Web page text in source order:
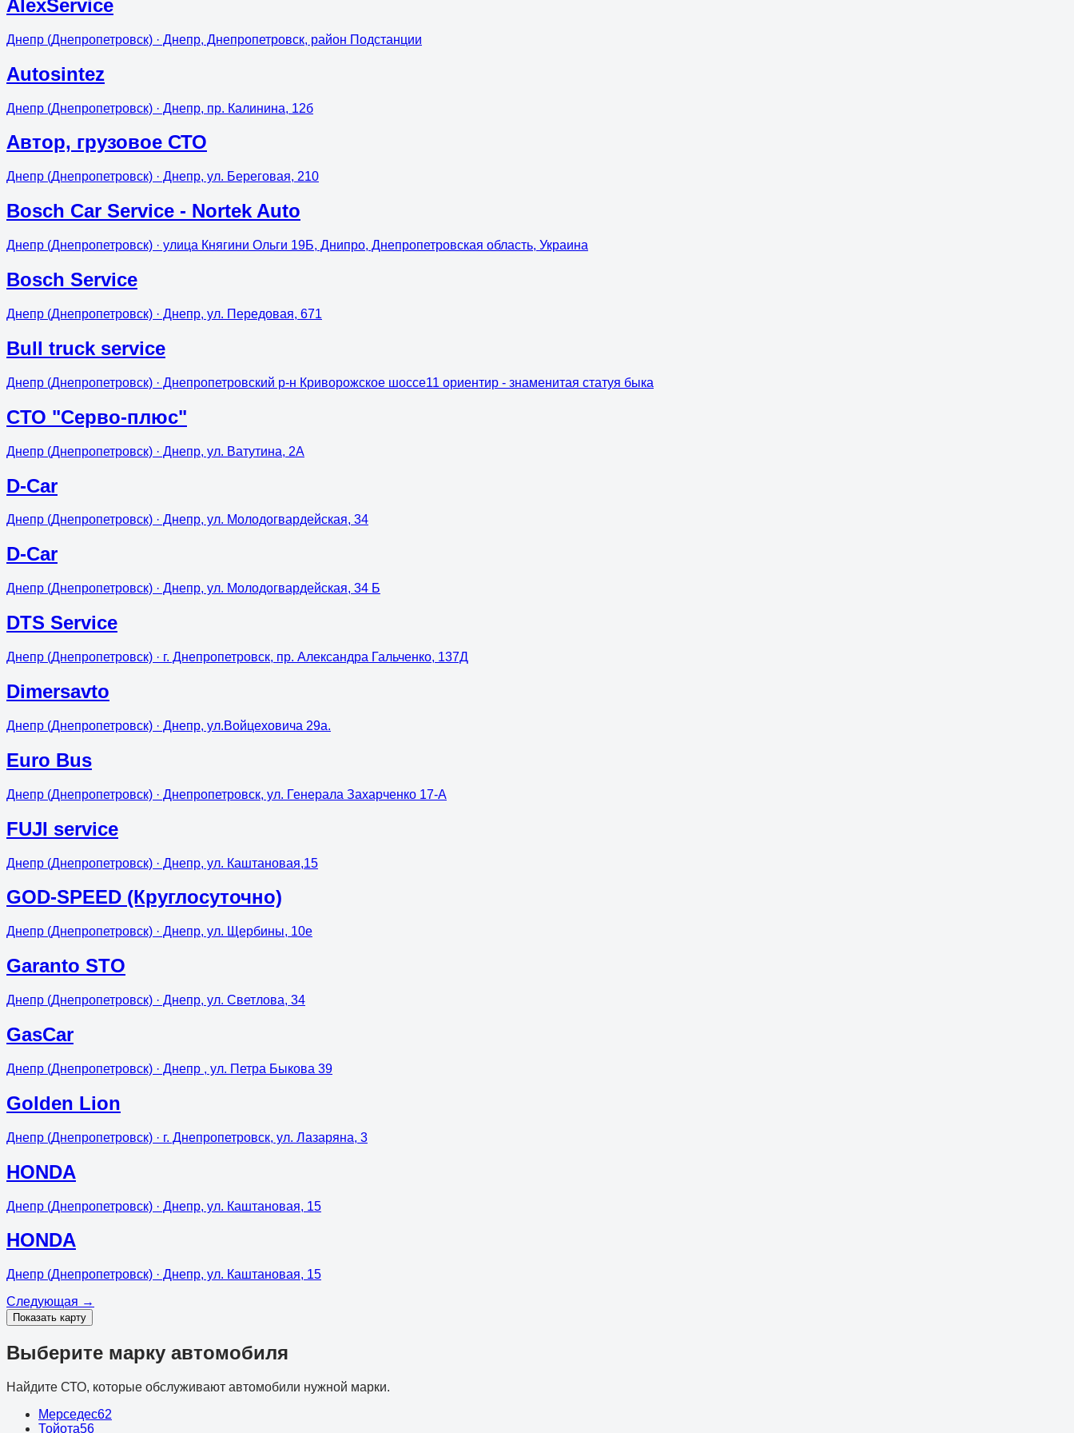
AlexService
Днепр (Днепропетровск) · Днепр, Днепропетровск, район Подстанции
Autosintez
Днепр (Днепропетровск) · Днепр, пр. Калинина, 12б
Aвтор, грузовое СТО
Днепр (Днепропетровск) · Днепр, ул. Береговая, 210
Bosch Car Service - Nortek Auto
Днепр (Днепропетровск) · улица Княгини Ольги 19Б, Днипро, Днепропетровская область, Украина
Bosch Service
Днепр (Днепропетровск) · Днепр, ул. Передовая, 671
Bull truck service
Днепр (Днепропетровск) · Днепропетровский р-н Криворожское шоссе11 ориентир - знаменитая статуя быка
CТО "Серво-плюс"
Днепр (Днепропетровск) · Днепр, ул. Ватутина, 2А
D-Car
Днепр (Днепропетровск) · Днепр, ул. Молодогвардейская, 34
D-Car
Днепр (Днепропетровск) · Днепр, ул. Молодогвардейская, 34 Б
DTS Service
Днепр (Днепропетровск) · г. Днепропетровск, пр. Александра Гальченко, 137Д
Dimersavto
Днепр (Днепропетровск) · Днепр, ул.Войцеховича 29а.
Euro Bus
Днепр (Днепропетровск) · Днепропетровск, ул. Генерала Захарченко 17-А
FUJI service
Днепр (Днепропетровск) · Днепр, ул. Каштановая,15
GOD-SPEED (Круглосуточно)
Днепр (Днепропетровск) · Днепр, ул. Щербины, 10е
Garanto STO
Днепр (Днепропетровск) · Днепр, ул. Светлова, 34
GasCar
Днепр (Днепропетровск) · Днепр , ул. Петра Быкова 39
Golden Lion
Днепр (Днепропетровск) · г. Днепропетровск, ул. Лазаряна, 3
HONDA
Днепр (Днепропетровск) · Днепр, ул. Каштановая, 15
HONDA
Днепр (Днепропетровск) · Днепр, ул. Каштановая, 15
Следующая →
Показать карту
Выберите марку автомобиля
Найдите СТО, которые обслуживают автомобили нужной марки.
Мерседес62
Тойота56